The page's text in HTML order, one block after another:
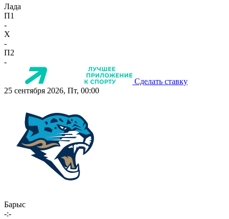
Лада
П1
-
X
-
П2
-
Сделать ставку
25 сентября 2026, Пт, 00:00
Барыс
-:-